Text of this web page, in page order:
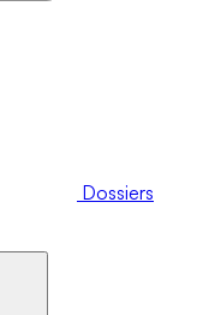
Dossiers